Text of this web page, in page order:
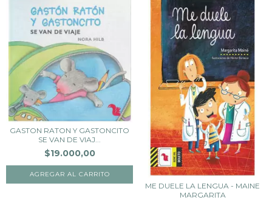
GASTON RATON Y GASTONCITO
SE VAN DE VIAJ...
$19.000,00
ME DUELE LA LENGUA - MAINE
MARGARITA